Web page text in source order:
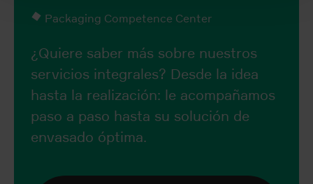
Packaging Competence Center
¿Quiere saber más sobre nuestros
servicios integrales? Desde la idea
hasta la realización: le acompañamos
paso a paso hasta su solución de
envasado óptima.